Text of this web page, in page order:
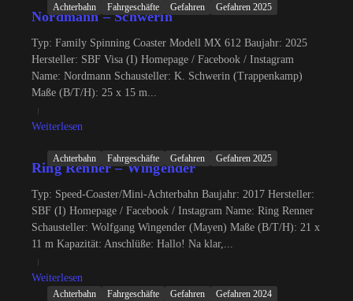
Achterbahn Fahrgeschäfte Gefahren Gefahren 2025
Nordmann – Schwerin
Typ: Family Spinning Coaster Modell MX 612 Baujahr: 2025
Hersteller: SBF Visa (I) Homepage / Facebook / Instagram
Name: Nordmann Schausteller: K. Schwerin (Trappenkamp)
Maße (B/T/H): 25 x 15 m...
Weiterlesen
Achterbahn Fahrgeschäfte Gefahren Gefahren 2025
Ring Renner – Wingender
Typ: Speed-Coaster/Mini-Achterbahn Baujahr: 2017 Hersteller:
SBF (I) Homepage / Facebook / Instagram Name: Ring Renner
Schausteller: Wolfgang Wingender (Mayen) Maße (B/T/H): 21 x
11 m Kapazität: Anschlüße: Hallo! Na klar,...
Weiterlesen
Achterbahn Fahrgeschäfte Gefahren
Gefahren 2024